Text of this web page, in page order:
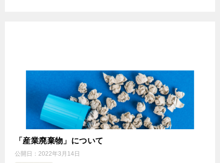
「産業廃棄物」について
公開日： 2022年3月14日